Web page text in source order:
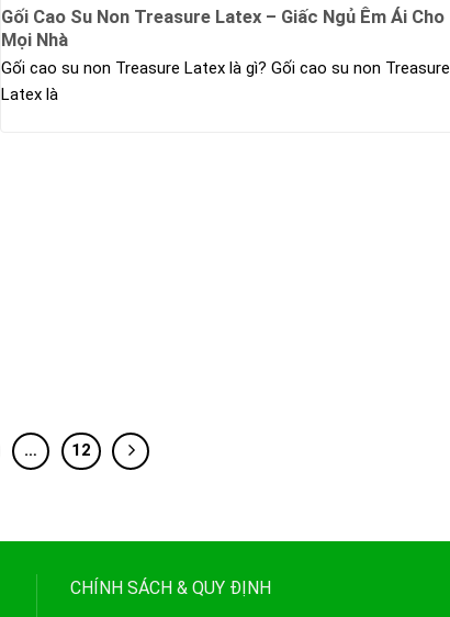
Gối Cao Su Non Treasure Latex – Giấc Ngủ Êm Ái Cho
Mọi Nhà
Gối cao su non Treasure Latex là gì? Gối cao su non Treasure
Latex là
… 12
CHÍNH SÁCH & QUY ĐỊNH